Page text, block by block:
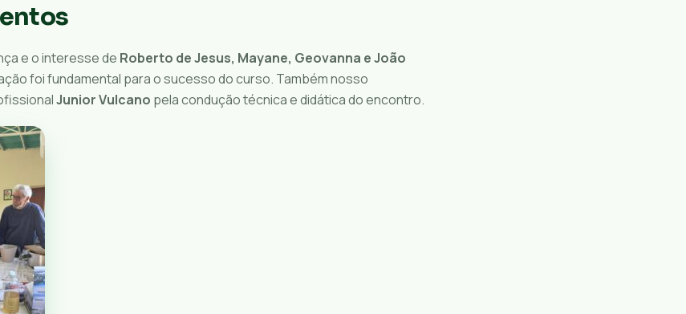
e o interesse de Roberto de Jesus, Mayane, Geovanna e João
foi fundamental para o sucesso do curso. Também nosso
Junior Vulcano pela condução técnica e didática do encontro.